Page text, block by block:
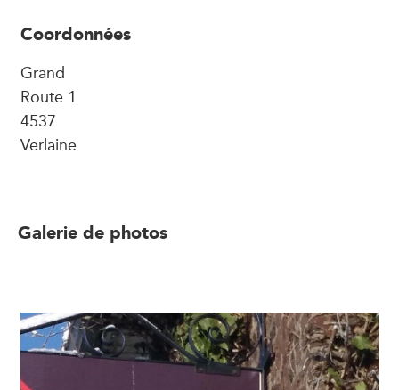
Coordonnées
Grand
Route 1
4537
Verlaine
Galerie de photos